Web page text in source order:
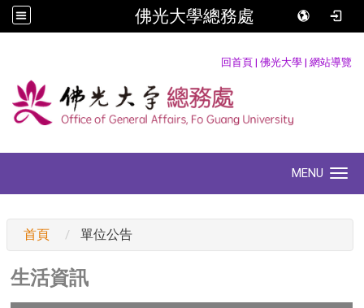
佛光大學總務處
回首頁 | 佛光大學 | 網站導覽
MENU
首頁 單位公告
生活資訊